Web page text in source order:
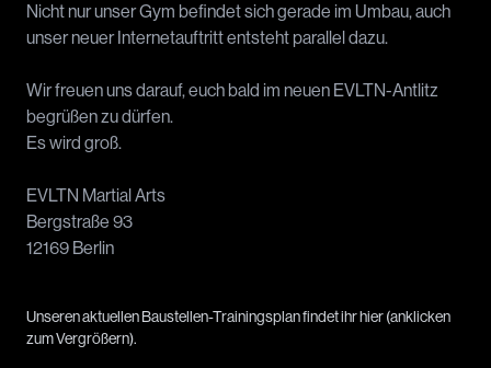
Nicht nur unser Gym befindet sich gerade im Umbau, auch
unser neuer Internetauftritt entsteht parallel dazu.
Wir freuen uns darauf, euch bald im neuen EVLTN-Antlitz
begrüßen zu dürfen.
Es wird groß.
EVLTN Martial Arts
Bergstraße 93
12169 Berlin
Unseren aktuellen Baustellen-Trainingsplan findet ihr hier (anklicken
zum Vergrößern).